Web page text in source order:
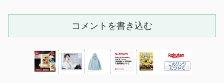
コメントを書き込む